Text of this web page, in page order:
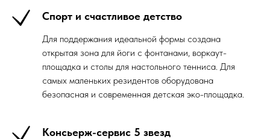
Спорт и счастливое детство
Для поддержания идеальной формы создана
открытая зона для йоги с фонтанами, воркаут-
площадка и столы для настольного тенниса. Для
самых маленьких резидентов оборудована
безопасная и современная детская эко-площадка.
Консьерж-сервис 5 звезд